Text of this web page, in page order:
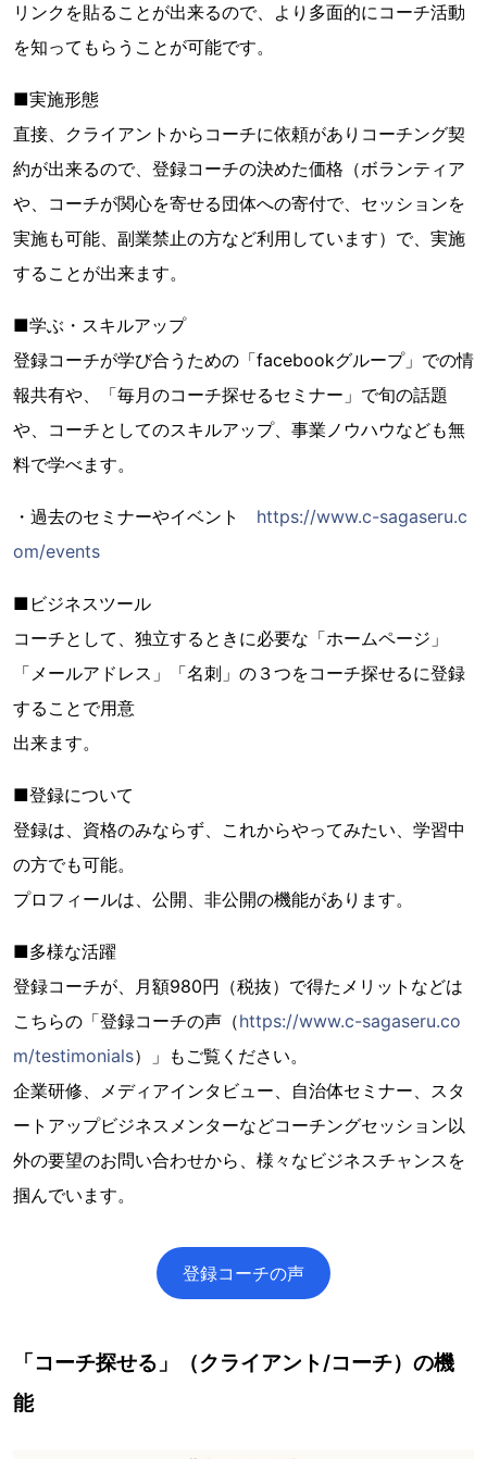
リンクを貼ることが出来るので、より多面的にコーチ活動
を知ってもらうことが可能です。
■実施形態
直接、クライアントからコーチに依頼がありコーチング契
約が出来るので、登録コーチの決めた価格（ボランティア
や、コーチが関心を寄せる団体への寄付で、セッションを
実施も可能、副業禁止の方など利用しています）で、実施
することが出来ます。
■学ぶ・スキルアップ
登録コーチが学び合うための「facebookグループ」での情
報共有や、「毎月のコーチ探せるセミナー」で旬の話題
や、コーチとしてのスキルアップ、事業ノウハウなども無
料で学べます。
・過去のセミナーやイベント https://www.c-sagaseru.c
om/events
■ビジネスツール
コーチとして、独立するときに必要な「ホームページ」
「メールアドレス」「名刺」の３つをコーチ探せるに登録
することで用意
出来ます。
■登録について
登録は、資格のみならず、これからやってみたい、学習中
の方でも可能。
プロフィールは、公開、非公開の機能があります。
■多様な活躍
登録コーチが、月額980円（税抜）で得たメリットなどは
こちらの「登録コーチの声（https://www.c-sagaseru.co
m/testimonials）」もご覧ください。
企業研修、メディアインタビュー、自治体セミナー、スタ
ートアップビジネスメンターなどコーチングセッション以
外の要望のお問い合わせから、様々なビジネスチャンスを
掴んでいます。
登録コーチの声
「コーチ探せる」（クライアント/コーチ）の機
能